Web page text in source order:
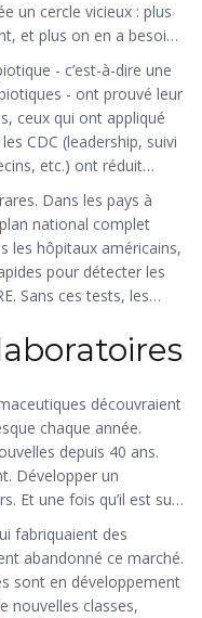
un cercle vicieux : plus
et plus on en a besoin
- c’est-à-dire une
- ont prouvé leur
ceux qui ont appliqué
CDC (leadership, suivi
etc.) ont réduit
à
Clostridioides
n’est pas une petite
libéré, une dépense
Dans les pays à
national complet
les hôpitaux américains,
pour détecter les
Sans ces tests, les
résistance.
découvraient
chaque année.
depuis 40 ans.
Développer un
Et une fois qu’il est sur
veut le garder pour les
que 20 cents pour
fabriquaient des
abandonné ce marché.
sont en développement
nouvelles classes,